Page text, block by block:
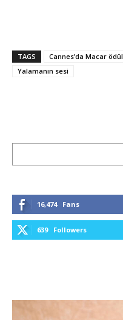
TAGS Cannes’da Macar ödül
Yalamanın sesi
16,474 Fans
639 Followers